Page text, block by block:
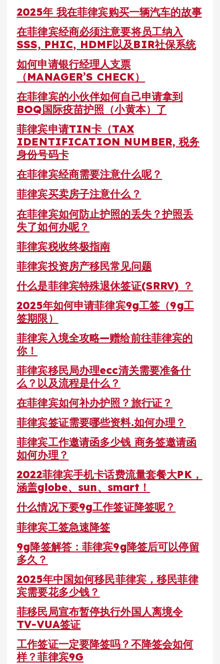
2025年 我在菲律宾购买一辆汽车的故事
在菲律宾经商必须注意要将员工纳入
SSS, PHIC, HDMF以及BIR社保系统
如何申请银行经理人支票
（MANAGER’S CHECK）
在菲律宾的小伙伴如何自己申请拿到
BOQ国际疫苗护照（小黄本）了
菲律宾申请TIN卡（TAX
IDENTIFICATION NUMBER, 税务
身份号码卡
在菲律宾经商需要注意什么呢？
菲律宾买卖房子注意什么？
在菲律宾如何防止护照的丢失？护照丢
失了如何办呢？
菲律宾税收终极指南
菲律宾投资房产移民常见问题
什么是菲律宾特殊退休签证(SRRV) ？
2025年如何申请菲律宾9g工签（9g工
签期限）
菲律宾入境全攻略—赠给前往菲律宾的
你！
菲律宾移民局办理ecc清关需要准备什
么？以及流程是什么？
在菲律宾如何补办护照？旅行证？
菲律宾签证需要哪些资料.如何办理？
菲律宾工作邀请函多少钱 商务签邀请函
如何办理？
2022菲律宾手机卡话费流量套餐大PK，
涵盖globe、sun、smart！
什么情况下要9g工作签证降签呢？
菲律宾工签急速降签
9g降签解答：菲律宾9g降签后可以停留
多久？
2025年中国如何移民菲律宾，移民菲律
宾需要花多少钱？
菲移民局宣布暂停执行外国人离境令
TV-VUA签证
工作签证一定要降签吗？不降签会如何
样？菲律宾9G